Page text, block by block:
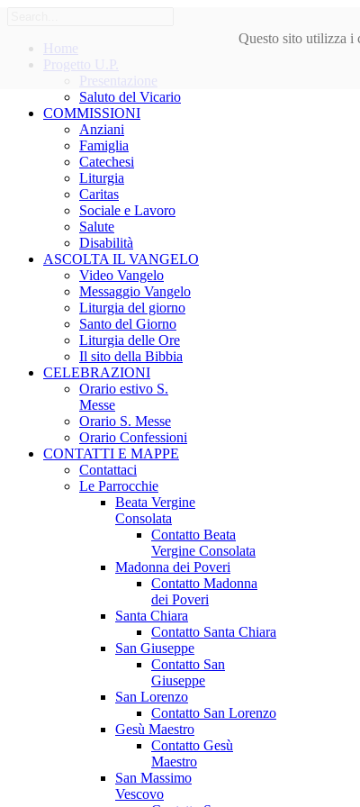
Questo sito utilizza i
Home
Progetto U.P.
Presentazione
Saluto del Vicario
COMMISSIONI
Anziani
Famiglia
Catechesi
Liturgia
Caritas
Sociale e Lavoro
Salute
Disabilità
ASCOLTA IL VANGELO
Video Vangelo
Messaggio Vangelo
Liturgia del giorno
Santo del Giorno
Liturgia delle Ore
Il sito della Bibbia
CELEBRAZIONI
Orario estivo S.
Messe
Orario S. Messe
Orario Confessioni
CONTATTI E MAPPE
Contattaci
Le Parrocchie
Beata Vergine
Consolata
Contatto Beata
Vergine Consolata
Madonna dei Poveri
Contatto Madonna
dei Poveri
Santa Chiara
Contatto Santa Chiara
San Giuseppe
Contatto San
Giuseppe
San Lorenzo
Contatto San Lorenzo
Gesù Maestro
Contatto Gesù
Maestro
San Massimo
Vescovo